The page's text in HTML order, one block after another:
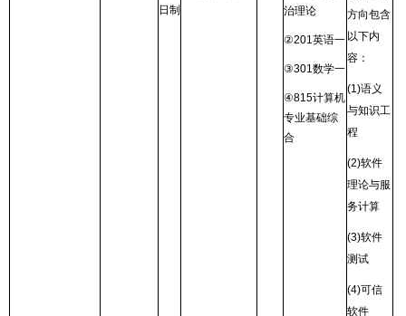
日制
治理论
②201英语一
③301数学一
④815计算机
专业基础综
合
方向包含
以下内
容：
(1)语义
与知识工
程
(2)软件
理论与服
务计算
(3)软件
测试
(4)可信
软件